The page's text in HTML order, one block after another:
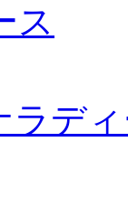
ス
ラデ